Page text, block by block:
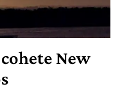
New